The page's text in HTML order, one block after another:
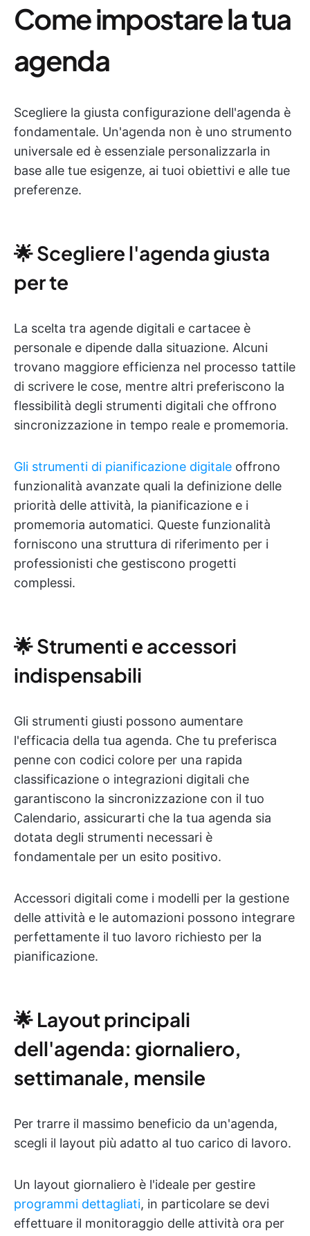
Come impostare la tua
agenda
Scegliere la giusta configurazione dell'agenda è
fondamentale. Un'agenda non è uno strumento
universale ed è essenziale personalizzarla in
base alle tue esigenze, ai tuoi obiettivi e alle tue
preferenze.
🌟 Scegliere l'agenda giusta
per te
La scelta tra agende digitali e cartacee è
personale e dipende dalla situazione. Alcuni
trovano maggiore efficienza nel processo tattile
di scrivere le cose, mentre altri preferiscono la
flessibilità degli strumenti digitali che offrono
sincronizzazione in tempo reale e promemoria.
Gli strumenti di pianificazione digitale offrono
funzionalità avanzate quali la definizione delle
priorità delle attività, la pianificazione e i
promemoria automatici. Queste funzionalità
forniscono una struttura di riferimento per i
professionisti che gestiscono progetti
complessi.
🌟 Strumenti e accessori
indispensabili
Gli strumenti giusti possono aumentare
l'efficacia della tua agenda. Che tu preferisca
penne con codici colore per una rapida
classificazione o integrazioni digitali che
garantiscono la sincronizzazione con il tuo
Calendario, assicurarti che la tua agenda sia
dotata degli strumenti necessari è
fondamentale per un esito positivo.
Accessori digitali come i modelli per la gestione
delle attività e le automazioni possono integrare
perfettamente il tuo lavoro richiesto per la
pianificazione.
🌟 Layout principali
dell'agenda: giornaliero,
settimanale, mensile
Per trarre il massimo beneficio da un'agenda,
scegli il layout più adatto al tuo carico di lavoro.
Un layout giornaliero è l'ideale per gestire
programmi dettagliati, in particolare se devi
effettuare il monitoraggio delle attività ora per